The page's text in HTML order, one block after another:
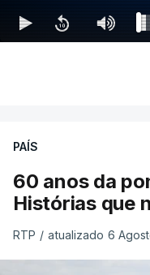
PAÍS
60 anos da
Histórias que
RTP / atualizado 6